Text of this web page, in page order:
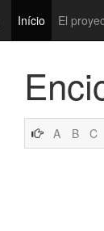
Início El
A B C